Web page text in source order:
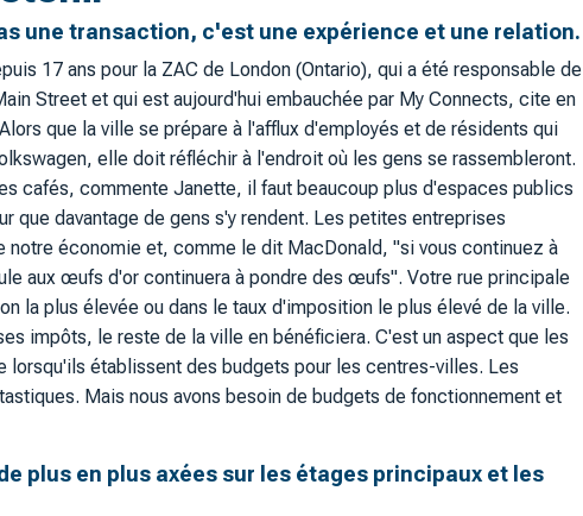
une transaction, c'est une expérience et une relation.
17 ans pour la ZAC de London (Ontario), qui a été responsable de
Street et qui est aujourd'hui embauchée par My Connects, cite en
que la ville se prépare à l'afflux d'employés et de résidents qui
elle doit réfléchir à l'endroit où les gens se rassembleront.
cafés, commente Janette, il faut beaucoup plus d'espaces publics
que davantage de gens s'y rendent. Les petites entreprises
notre économie et, comme le dit MacDonald, "si vous continuez à
aux œufs d'or continuera à pondre des œufs". Votre rue principale
la plus élevée ou dans le taux d'imposition le plus élevé de la ville.
impôts, le reste de la ville en bénéficiera. C'est un aspect que les
lorsqu'ils établissent des budgets pour les centres-villes. Les
Mais nous avons besoin de budgets de fonctionnement et
plus en plus axées sur les étages principaux et les